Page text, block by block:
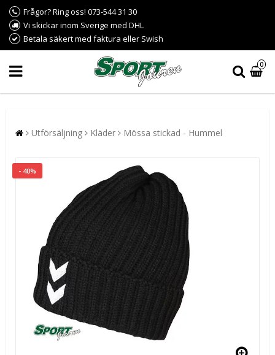
Frågor? Ring oss! 073-544 31 30
Vi skickar inom Sverige med DHL
Betala säkert med faktura eller Swish
0
Utförsäljning Kläder Mössa stickad - Hummel
- 40%